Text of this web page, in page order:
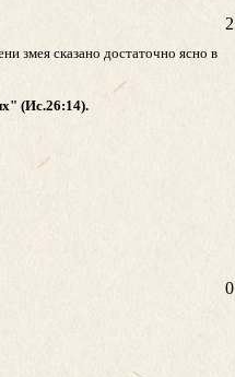
2
змея сказано достаточно ясно в
(Ис.26:14).
0